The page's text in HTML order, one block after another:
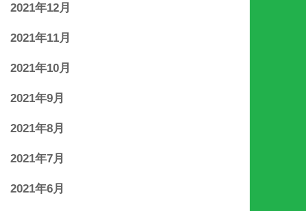
2021年12月
2021年11月
2021年10月
2021年9月
2021年8月
2021年7月
2021年6月